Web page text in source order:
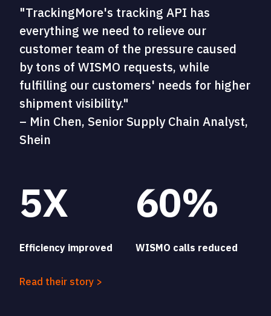
"TrackingMore's tracking API has
everything we need to relieve our
customer team of the pressure caused
by tons of WISMO requests, while
fulfilling our customers' needs for higher
shipment visibility."
– Min Chen, Senior Supply Chain Analyst,
Shein
5X
Efficiency improved
60%
WISMO calls reduced
Read their story >